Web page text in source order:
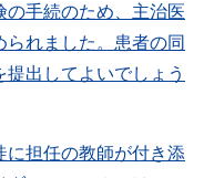
の手続のため、主治医
れました。患者の同
出してよいでしょう
に担任の教師が付き添